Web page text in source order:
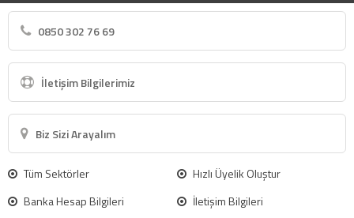
0850 302 76 69
İletişim Bilgilerimiz
Biz Sizi Arayalım
Tüm Sektörler
Hızlı Üyelik Oluştur
Banka Hesap Bilgileri
İletişim Bilgileri